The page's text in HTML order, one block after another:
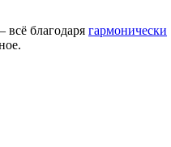
благодаря гармонически